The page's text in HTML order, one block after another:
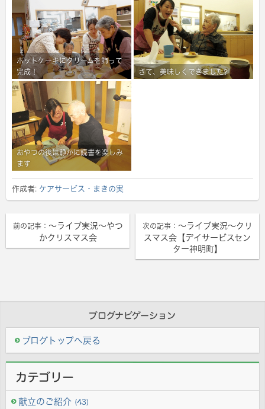
ホットケーキにクリームを飾って
完成！
さて、美味しくできました?
おやつの後は静かに読書を楽しみ
ます
作成者: ケアサービス・まきの実
前の記事： ～ライブ実況～やつ
かクリスマス会
次の記事： ～ライブ実況～クリ
スマス会【デイサービスセン
ター神明町】
ブログナビゲーション
ブログトップへ戻る
カテゴリー
献立のご紹介 (43)